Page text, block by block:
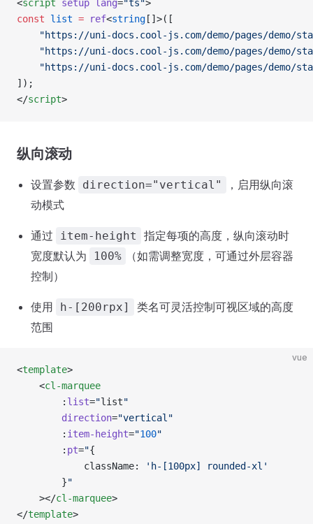
<script setup lang="ts">
const list = ref<string []>([
"https://uni-docs.cool-js.com/demo/pages/demo/
"https://uni-docs.cool-js.com/demo/pages/demo/
"https://uni-docs.cool-js.com/demo/pages/demo/
]);
</script>
纵向滚动
设置参数 direction="vertical"
，启用纵向滚
动模式
通过 item-height
指定每项的高度，纵向滚动时
宽度默认为
100%
（如需调整宽度，可通过外层容器
控制）
使用 h-[200rpx]
类名可灵活控制可视区域的高度
范围
vue
<template>
	<
cl-marquee
		:
list="list"
		direction
="vertical"
		:
item-height="100"
		:
pt="{
			className:
'h-[100px] rounded-xl'
		}
"
	></
cl-marquee>
</template>